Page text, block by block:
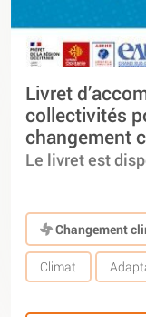
Livret
collectivités
changement
Le livret est
Changement
Climat